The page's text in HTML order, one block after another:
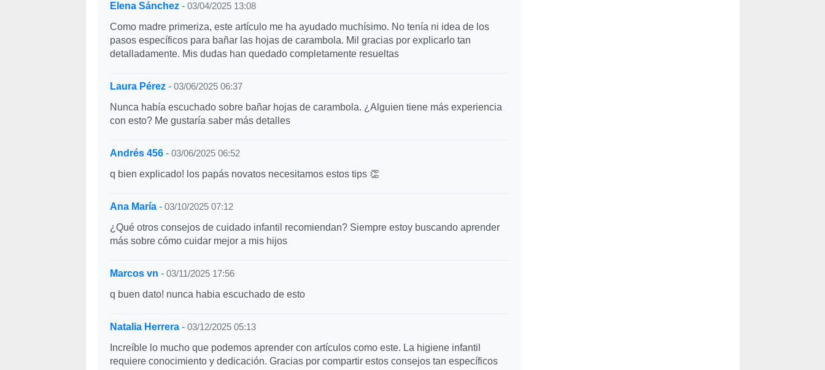
Elena Sánchez- 03/04/2025 13:08
Como madre primeriza, este artículo me ha ayudado muchísimo. No tenía ni idea de los
pasos específicos para bañar las hojas de carambola. Mil gracias por explicarlo tan
detalladamente. Mis dudas han quedado completamente resueltas
Laura Pérez- 03/06/2025 06:37
Nunca había escuchado sobre bañar hojas de carambola. ¿Alguien tiene más experiencia
con esto? Me gustaría saber más detalles
Andrés 456- 03/06/2025 06:52
q bien explicado! los papás novatos necesitamos estos tips 👏
Ana María- 03/10/2025 07:12
¿Qué otros consejos de cuidado infantil recomiendan? Siempre estoy buscando aprender
más sobre cómo cuidar mejor a mis hijos
Marcos vn - 03/11/2025 17:56
q buen dato! nunca habia escuchado de esto
Natalia Herrera- 03/12/2025 05:13
Increíble lo mucho que podemos aprender con artículos como este. La higiene infantil
requiere conocimiento y dedicación. Gracias por compartir estos consejos tan específicos